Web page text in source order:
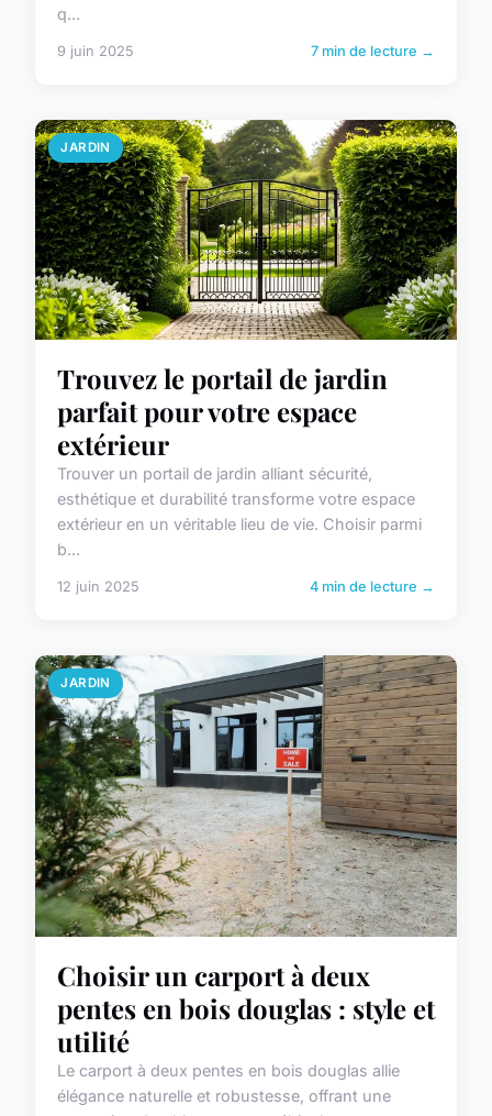
q...
9 juin 2025 7 min de lecture →
JARDIN
Trouvez le portail de jardin
parfait pour votre espace
extérieur
Trouver un portail de jardin alliant sécurité,
esthétique et durabilité transforme votre espace
extérieur en un véritable lieu de vie. Choisir parmi
b...
12 juin 2025 4 min de lecture →
JARDIN
Choisir un carport à deux
pentes en bois douglas : style et
utilité
Le carport à deux pentes en bois douglas allie
élégance naturelle et robustesse, offrant une